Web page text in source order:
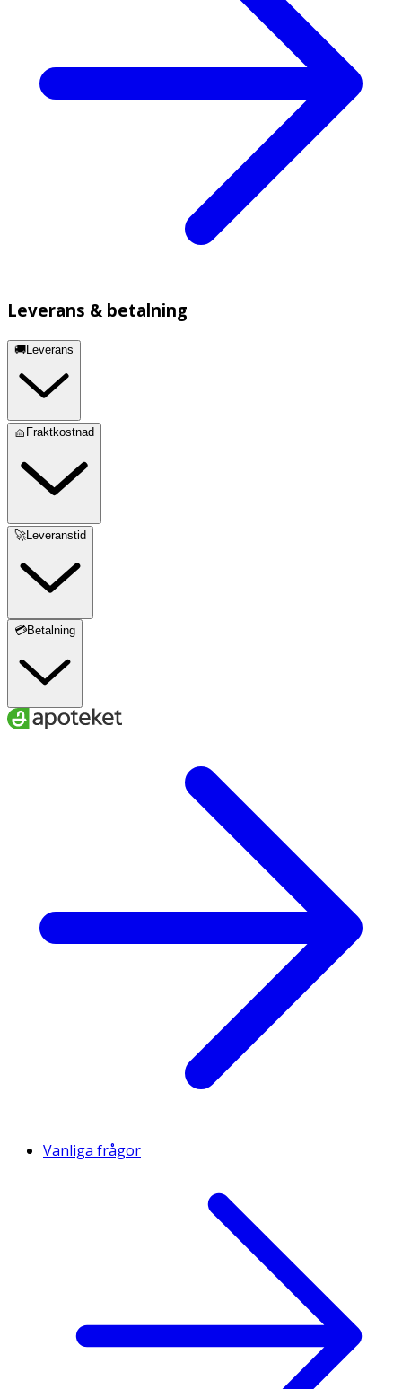
Leverans & betalning
🚚Leverans
🧺Fraktkostnad
🚀Leveranstid
💳Betalning
Vanliga frågor